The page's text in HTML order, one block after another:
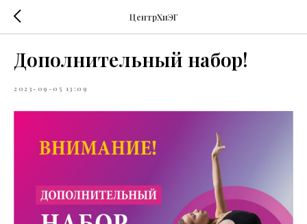
ЦентрХиЭГ
Дополнительный набор!
2023-09-05 13:09